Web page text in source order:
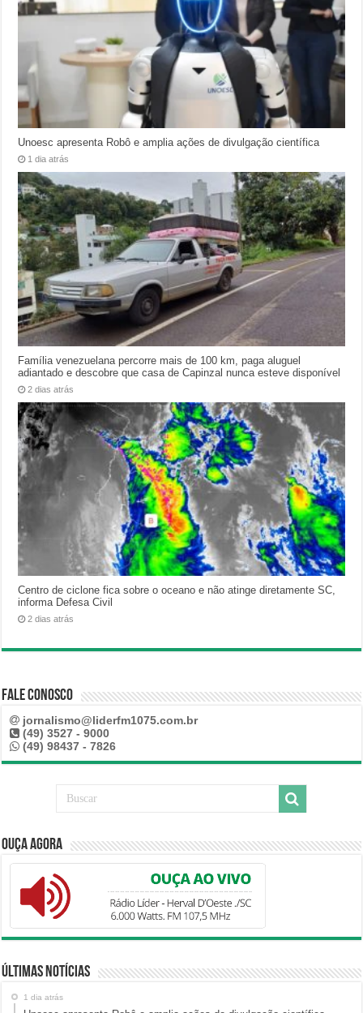
Unoesc apresenta Robô e amplia ações de divulgação científica
1 dia atrás
Família venezuelana percorre mais de 100 km, paga aluguel
adiantado e descobre que casa de Capinzal nunca esteve disponível
2 dias atrás
Centro de ciclone fica sobre o oceano e não atinge diretamente SC,
informa Defesa Civil
2 dias atrás
Fale Conosco
jornalismo@liderfm1075.com.br
(49) 3527 - 9000
(49) 98437 - 7826
Ouça Agora
Últimas Notícias
1 dia atrás